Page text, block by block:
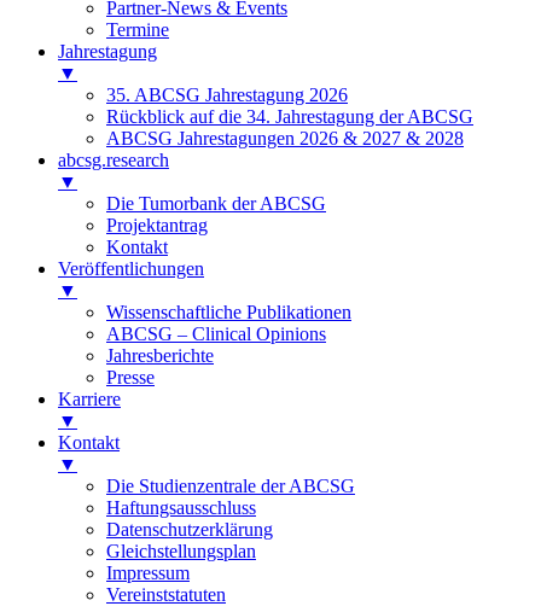
Partner-News & Events
Termine
Jahrestagung
▼
35. ABCSG Jahrestagung 2026
Rückblick auf die 34. Jahrestagung der ABCSG
ABCSG Jahrestagungen 2026 & 2027 & 2028
abcsg.research
▼
Die Tumorbank der ABCSG
Projektantrag
Kontakt
Veröffentlichungen
▼
Wissenschaftliche Publikationen
ABCSG – Clinical Opinions
Jahresberichte
Presse
Karriere
▼
Kontakt
▼
Die Studienzentrale der ABCSG
Haftungsausschluss
Datenschutzerklärung
Gleichstellungsplan
Impressum
Vereinststatuten